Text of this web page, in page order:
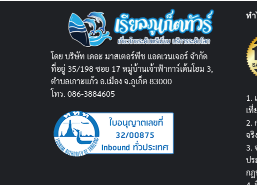
โดย บริษัท เดอะ มาสเตอร์พีช แอดเวนเจอร์ จำกัด
ที่อยู่ 35/198 ซอย 17 หมู่บ้านเจ้าฟ้าการ์เด้นโฮม 3,
ตำบลเกาะแก้ว อ.เมือง จ.ภูเก็ต 83000
โทร. 086-3884605
ท
1.
เ
2.
จริ
3.
ปร
กฎ